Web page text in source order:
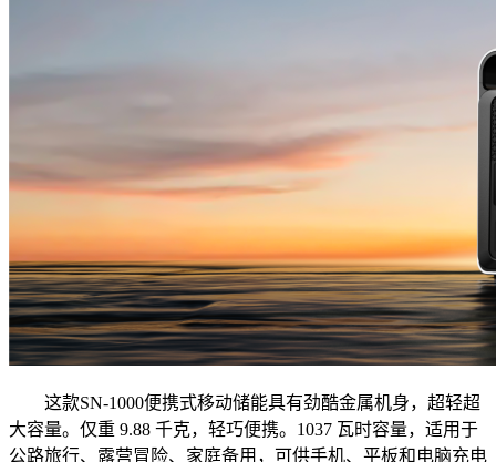
这款SN-1000便携式移动储能具有劲酷金属机身，超轻超
大容量。仅重 9.88 千克，轻巧便携。1037 瓦时容量，适用于
公路旅行、露营冒险、家庭备用，可供手机、平板和电脑充电